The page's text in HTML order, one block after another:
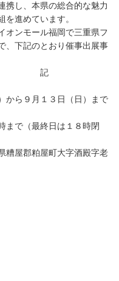
し、本県の総合的な魅力
進めています。
オンモール福岡で三重県フ
、下記のとおり催事出展事
から９月１３日（日）まで
（最終日は１８時閉
糟屋郡粕屋町大字酒殿字老